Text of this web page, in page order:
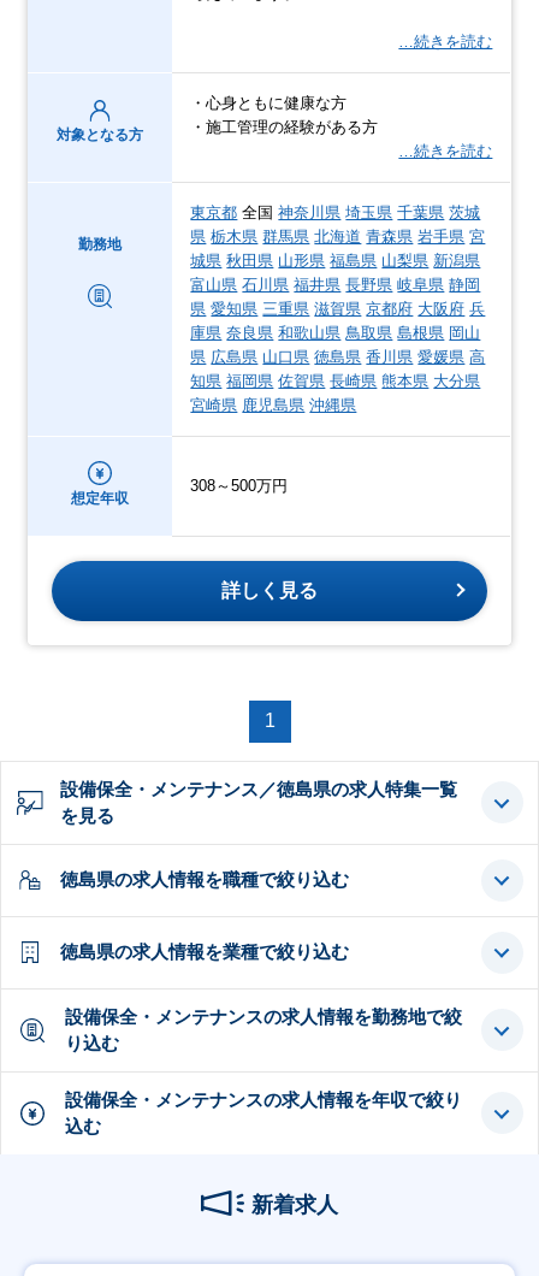
…続きを読む
対象となる方
・心身ともに健康な方
・施工管理の経験がある方
…続きを読む
勤務地
東京都 全国神奈川県 埼玉県 千葉県 茨城
県 栃木県 群馬県 北海道 青森県 岩手県 宮
城県 秋田県 山形県 福島県 山梨県 新潟県
富山県 石川県 福井県 長野県 岐阜県 静岡
県 愛知県 三重県 滋賀県 京都府 大阪府 兵
庫県 奈良県 和歌山県 鳥取県 島根県 岡山
県 広島県 山口県 徳島県 香川県 愛媛県 高
知県 福岡県 佐賀県 長崎県 熊本県 大分県
宮崎県 鹿児島県 沖縄県
想定年収
308～500万円
詳しく見る
1
設備保全・メンテナンス／徳島県の求人特集一覧
を見る
徳島県の求人情報を職種で絞り込む
徳島県の求人情報を業種で絞り込む
設備保全・メンテナンスの求人情報を勤務地で絞
り込む
設備保全・メンテナンスの求人情報を年収で絞り
込む
新着求人